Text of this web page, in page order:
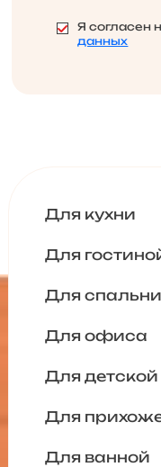
Я согласен
данных
Для кухни
Для
Для спальни
Для офиса
Для детской
Для
Для ванной